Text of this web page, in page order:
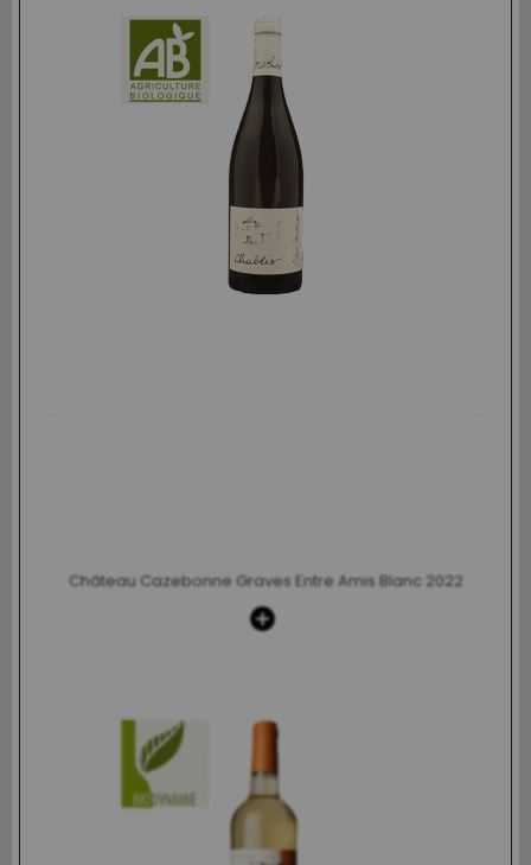
Château Cazebonne Graves Entre Amis Blanc 2022